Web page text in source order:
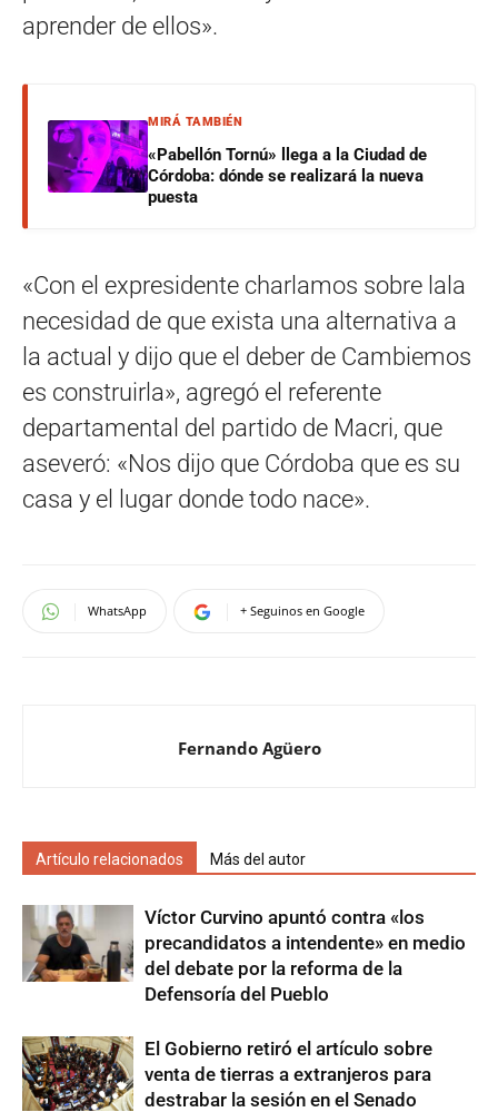
aprender de ellos».
MIRÁ TAMBIÉN
«Pabellón Tornú» llega a la Ciudad de
Córdoba: dónde se realizará la nueva
puesta
«Con el expresidente charlamos sobre lala
necesidad de que exista una alternativa a
la actual y dijo que el deber de Cambiemos
es construirla», agregó el referente
departamental del partido de Macri, que
aseveró: «Nos dijo que Córdoba que es su
casa y el lugar donde todo nace».
WhatsApp + Seguinos en Google
Fernando Agüero
Artículo relacionados Más del autor
Víctor Curvino apuntó contra «los
precandidatos a intendente» en medio
del debate por la reforma de la
Defensoría del Pueblo
El Gobierno retiró el artículo sobre
venta de tierras a extranjeros para
destrabar la sesión en el Senado